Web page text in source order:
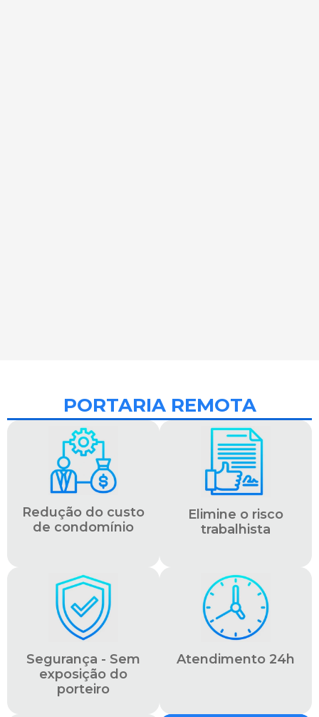
PORTARIA REMOTA
Redução do custo
de condomínio
Elimine o risco
trabalhista
Segurança - Sem
exposição do
porteiro
Atendimento 24h